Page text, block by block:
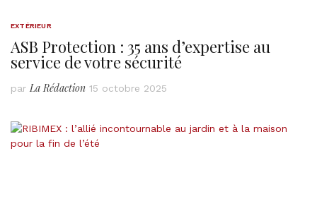
EXTÉRIEUR
ASB Protection : 35 ans d’expertise au
service de votre sécurité
parLa Rédaction 15 octobre 2025